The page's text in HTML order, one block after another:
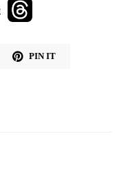
PIN IT